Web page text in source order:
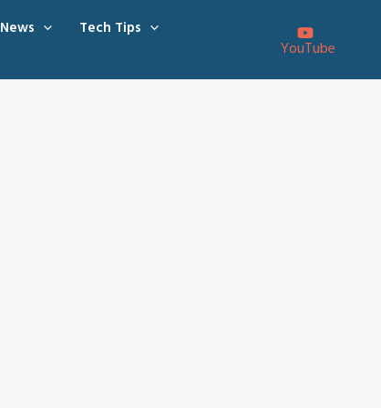
News
Tech Tips
YouTube